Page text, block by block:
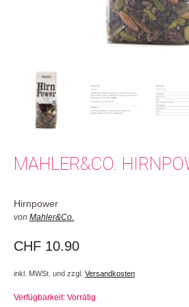
MAHLER&CO.
Hirnpower
von Mahler&Co.
CHF 10.90
inkl. MWSt. und zzgl. Versandkosten
Verfügbarkeit: Vorrätig